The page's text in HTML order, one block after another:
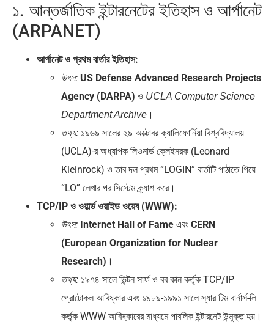
১. আন্তর্জাতিক ইন্টারনেটের ইতিহাস ও আর্পানেট
(ARPANET)
আর্পানেট ও প্রথম বার্তার ইতিহাস:
উৎস: US Defense Advanced Research Projects
Agency (DARPA) ও UCLA Computer Science
Department Archive ।
তথ্য: ১৯৬৯ সালের ২৯ অক্টোবর ক্যালিফোর্নিয়া বিশ্ববিদ্যালয়
(UCLA)-র অধ্যাপক লিওনার্ড ক্লেইনরক (Leonard
Kleinrock) ও তার দল প্রথম “LOGIN” বার্তাটি পাঠাতে গিয়ে
“LO” লেখার পর সিস্টেম ক্র্যাশ করে।
TCP/IP ও ওয়ার্ল্ড ওয়াইড ওয়েব (WWW):
উৎস: Internet Hall of Fame এবং CERN
(European Organization for Nuclear
Research) ।
তথ্য: ১৯৭৪ সালে ভিন্টন সার্ফ ও বব কান কর্তৃক TCP/IP
প্রোটোকল আবিষ্কার এবং ১৯৮৯-১৯৯১ সালে স্যার টিম বার্নার্স-লি
কর্তৃক WWW আবিষ্কারের মাধ্যমে পাবলিক ইন্টারনেট উন্মুক্ত হয়।